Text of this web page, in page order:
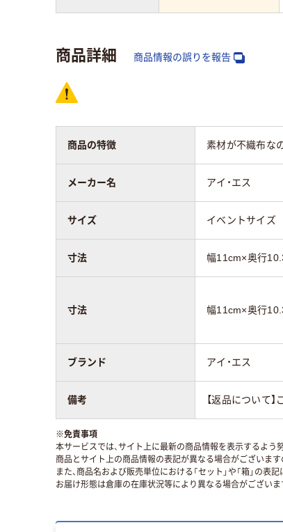
商品詳細 商品情報の誤りを報告
商品の特徴 素材が不織布な
メーカー名 アイ・エス
サイズ イベントサイズ
寸法 幅11cm×奥行
寸法 幅11cm×奥行
ブランド アイ・エス
備考 【返品について
※免責事項
本サービスでは、サイト上に最新の商品情報を表示するよう
商品とサイト上の商品情報の表記が異なる場合がございま
また、商品名および販売単位における「セット」や「箱」の
お届け形態は倉庫の在庫状況等により異なる場合がございま